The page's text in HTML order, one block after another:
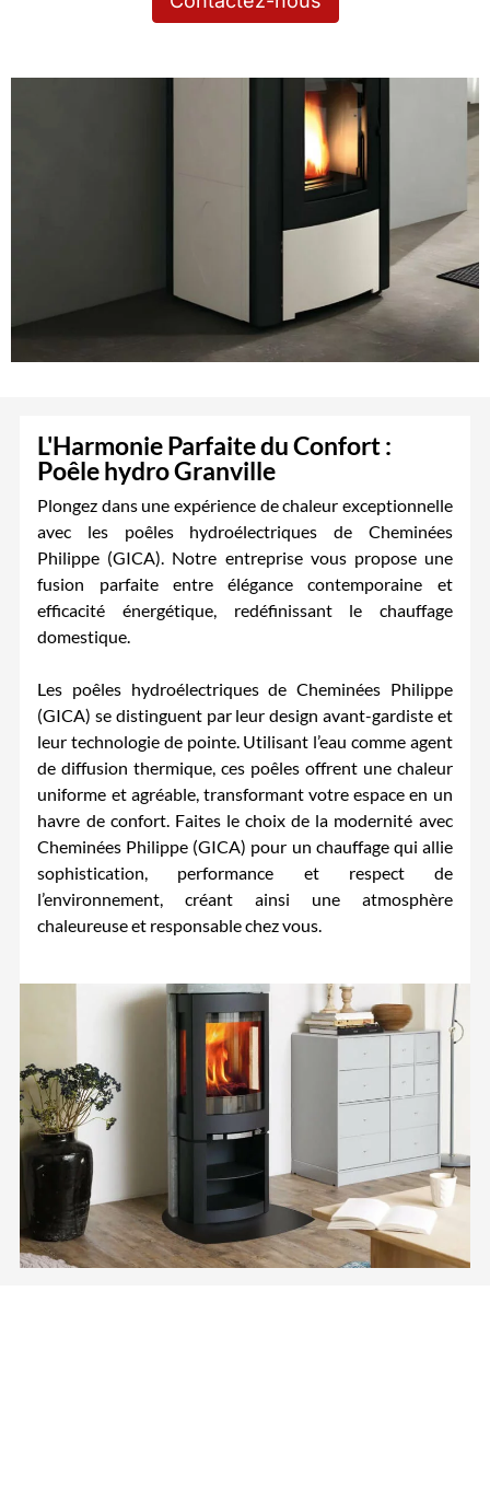
L'Harmonie Parfaite du Confort :
Poêle hydro Granville
Plongez dans une expérience de chaleur exceptionnelle
avec les poêles hydroélectriques de Cheminées
Philippe (GICA). Notre entreprise vous propose une
fusion parfaite entre élégance contemporaine et
efficacité énergétique, redéfinissant le chauffage
domestique.
Les poêles hydroélectriques de Cheminées Philippe
(GICA) se distinguent par leur design avant-gardiste et
leur technologie de pointe. Utilisant l’eau comme agent
de diffusion thermique, ces poêles offrent une chaleur
uniforme et agréable, transformant votre espace en un
havre de confort. Faites le choix de la modernité avec
Cheminées Philippe (GICA) pour un chauffage qui allie
sophistication, performance et respect de
l’environnement, créant ainsi une atmosphère
chaleureuse et responsable chez vous.